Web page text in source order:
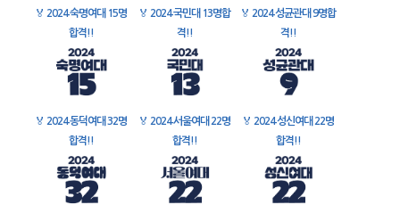
🏅 2024 숙명여대 15명
합격!!
🏅 2024 국민대 13명합
격!!
🏅 2024 성균관대 9명합
격!!
🏅 2024 동덕여대 32명
합격!!
🏅 2024 서울여대 22명
합격!!
🏅 2024 성신여대 22명
합격!!